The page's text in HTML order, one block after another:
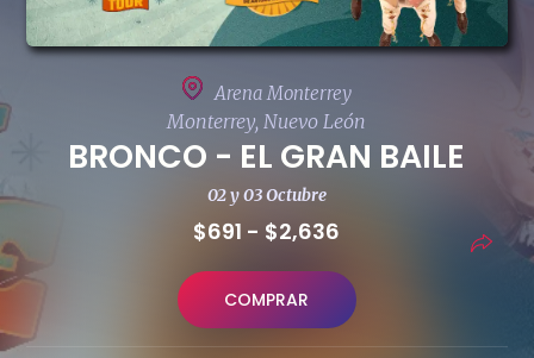
Arena Monterrey
Monterrey, Nuevo León
BRONCO - EL GRAN BAILE
02 y 03 Octubre
$691 - $2,636
COMPRAR